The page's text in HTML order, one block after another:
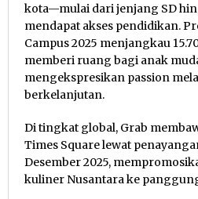
kota—mulai dari jenjang SD
mendapat akses pendidikan.
Campus 2025 menjangkau
memberi ruang bagi anak
mengekspresikan passion
berkelanjutan.
Di tingkat global, Grab
Times Square lewat
Desember 2025,
kuliner Nusantara ke